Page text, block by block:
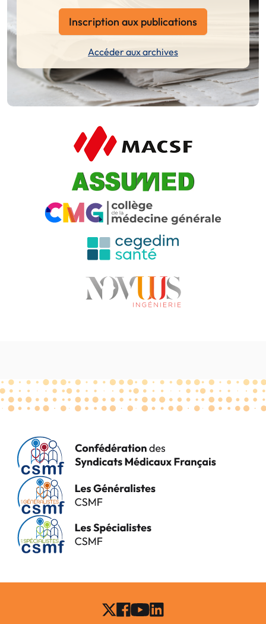
Inscription aux publications
Accéder aux archives